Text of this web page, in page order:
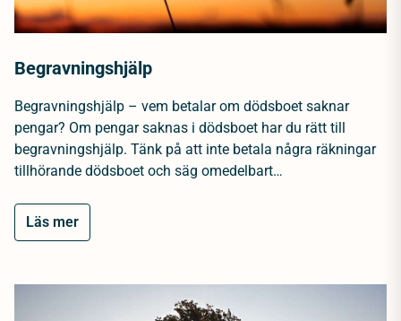
Begravningshjälp
Begravningshjälp – vem betalar om dödsboet saknar
pengar? Om pengar saknas i dödsboet har du rätt till
begravningshjälp. Tänk på att inte betala några räkningar
tillhörande dödsboet och säg omedelbart…
Läs mer